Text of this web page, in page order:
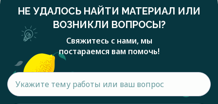
НЕ УДАЛОСЬ НАЙТИ МАТЕРИАЛ ИЛИ
ВОЗНИКЛИ ВОПРОСЫ?
Свяжитесь с нами, мы
постараемся вам помочь!